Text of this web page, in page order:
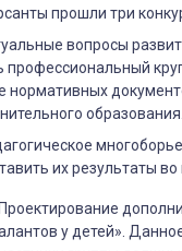
прошли три
вопросы
профессиональный
нормативных
образования.
их результаты
у детей».